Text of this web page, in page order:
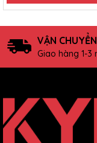
VẬN
Giao hàng 1-3